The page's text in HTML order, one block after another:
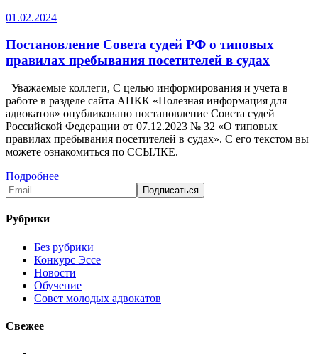
01.02.2024
Постановление Совета судей РФ о типовых
правилах пребывания посетителей в судах
Уважаемые коллеги, С целью информирования и учета в
работе в разделе сайта АПКК «Полезная информация для
адвокатов» опубликовано постановление Совета судей
Российской Федерации от 07.12.2023 № 32 «О типовых
правилах пребывания посетителей в судах». С его текстом вы
можете ознакомиться по ССЫЛКЕ.
Подробнее
Рубрики
Без рубрики
Конкурс Эссе
Новости
Обучение
Совет молодых адвокатов
Свежее